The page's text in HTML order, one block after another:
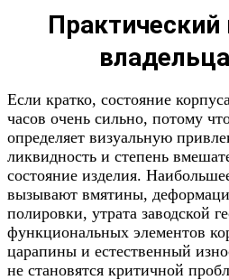
Если кратко, состояние
часов очень сильно, потому
определяет визуальную
ликвидность и степень
состояние изделия.
вызывают вмятины,
полировки, утрата заводской
функциональных элементов
царапины и естественный
не становятся критичной